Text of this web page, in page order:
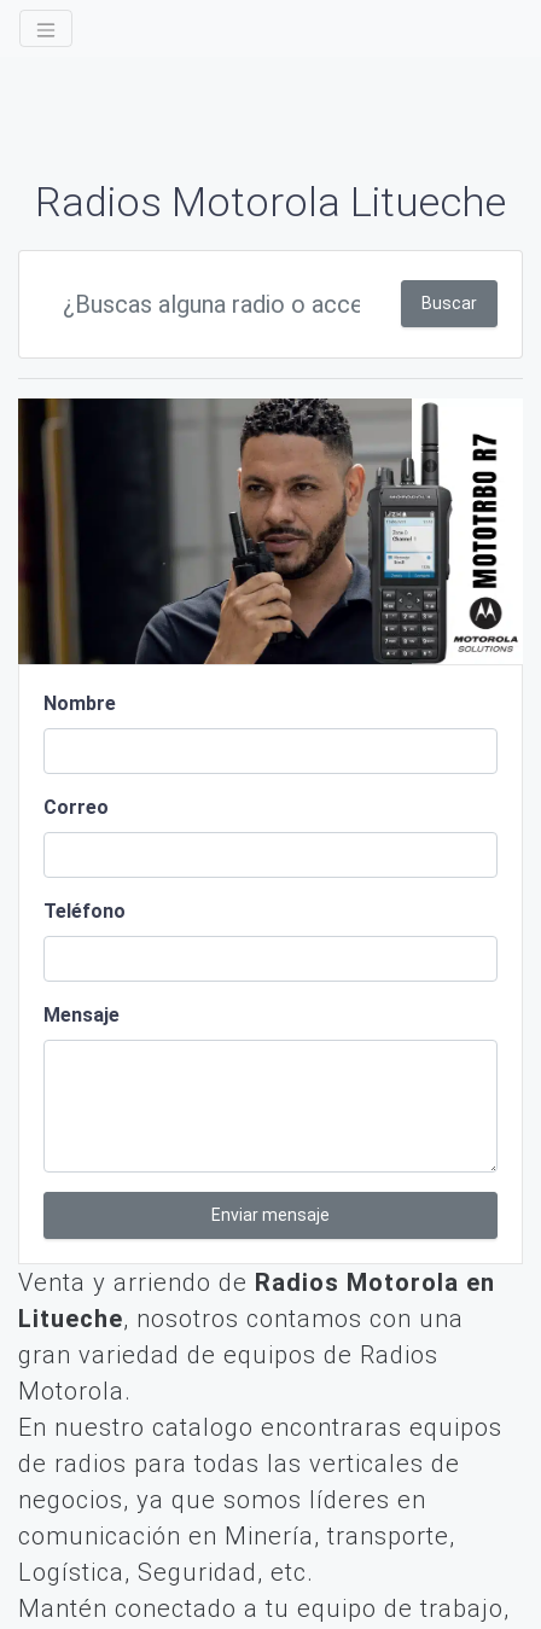
Radios Motorola Litueche
Buscar
Nombre
Correo
Teléfono
Mensaje
Enviar mensaje
Venta y arriendo de Radios Motorola en
Litueche, nosotros contamos con una
gran variedad de equipos de Radios
Motorola.
En nuestro catalogo encontraras equipos
de radios para todas las verticales de
negocios, ya que somos líderes en
comunicación en Minería, transporte,
Logística, Seguridad, etc.
Mantén conectado a tu equipo de trabajo,